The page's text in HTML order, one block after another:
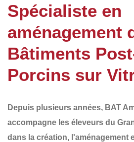
Spécialiste en
aménagement
Bâtiments
Porcins sur
Depuis plusieurs années, BAT
accompagne les éleveurs du
dans la création, l'aménagement